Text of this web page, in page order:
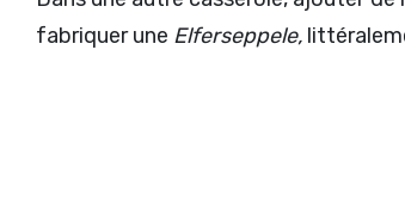
fabriquer une Elferseppele,